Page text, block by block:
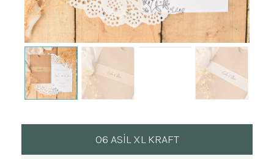
06 ASİL XL KRAFT